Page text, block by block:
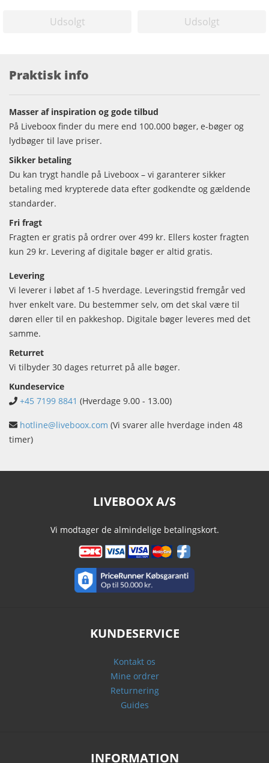
Udsolgt Udsolgt
Praktisk info
Masser af inspiration og gode tilbud
På Liveboox finder du mere end 100.000 bøger, e-bøger og
lydbøger til lave priser.
Sikker betaling
Du kan trygt handle på Liveboox – vi garanterer sikker
betaling med krypterede data efter godkendte og gældende
standarder.
Fri fragt
Fragten er gratis på ordrer over 499 kr. Ellers koster fragten
kun 29 kr. Levering af digitale bøger er altid gratis.
Levering
Vi leverer i løbet af 1-5 hverdage. Leveringstid fremgår ved
hver enkelt vare. Du bestemmer selv, om det skal være til
døren eller til en pakkeshop. Digitale bøger leveres med det
samme.
Returret
Vi tilbyder 30 dages returret på alle bøger.
Kundeservice
+45 7199 8841 (Hverdage 9.00 - 13.00)
hotline@liveboox.com (Vi svarer alle hverdage inden 48
timer)
LIVEBOOX A/S
Vi modtager de almindelige betalingskort.
KUNDESERVICE
Kontakt os
Mine ordrer
Returnering
Guides
INFORMATION